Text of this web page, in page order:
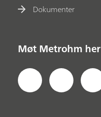
Dokumenter
Møt Metrohm her